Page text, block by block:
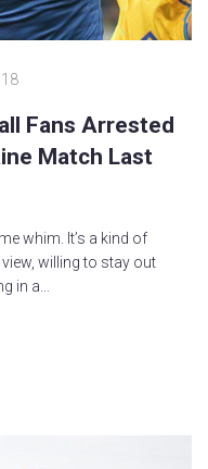
Fans Arrested
Match Last
whim. It’s a kind of
willing to stay out
in a...